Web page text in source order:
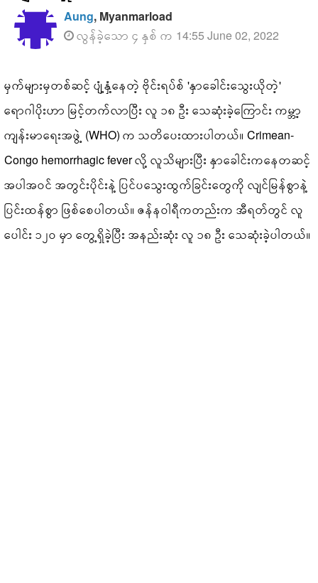
Aung, Myanmarload
လွန်ခဲ့သော ၄ နှစ် က 14:55 June 02, 2022
မှက်များမှတစ်ဆင့် ပျံ့နှံ့နေတဲ့ ဗိုင်းရပ်စ် 'နှာခေါင်းသွေးယိုတဲ့'
ရောဂါပိုးဟာ မြင့်တက်လာပြီး လူ ၁၈ ဦး သေဆုံးခဲ့ကြောင်း ကမ္ဘာ့
ကျန်းမာရေးအဖွဲ့ (WHO) က သတိပေးထားပါတယ်။ Crimean-
Congo hemorrhagic fever လို့ လူသိများပြီး နှာခေါင်းကနေတဆင့်
အပါအဝင် အတွင်းပိုင်းနဲ့ ပြင်ပသွေးထွက်ခြင်းတွေကို လျင်မြန်စွာနဲ့
ပြင်းထန်စွာ ဖြစ်စေပါတယ်။ ဇန်နဝါရီကတည်းက အီရတ်တွင် လူ
ပေါင်း ၁၂၀ မှာ တွေ့ရှိခဲ့ပြီး အနည်းဆုံး လူ ၁၈ ဦး သေဆုံးခဲ့ပါတယ်။